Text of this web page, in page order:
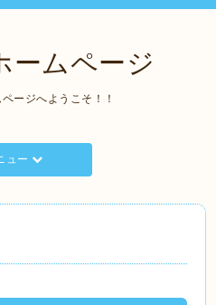
ームページ
ージへようこそ！！
ュー